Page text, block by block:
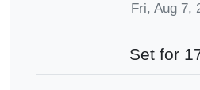
Fri, Aug 7,
Set for